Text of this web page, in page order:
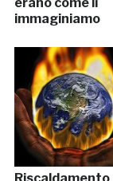
immaginiamo
Riscaldamento